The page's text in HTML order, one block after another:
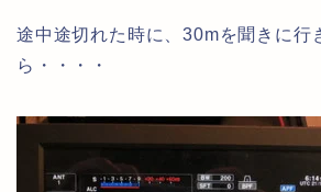
途中途切れた時に、30mを聞きに行
ら・・・・